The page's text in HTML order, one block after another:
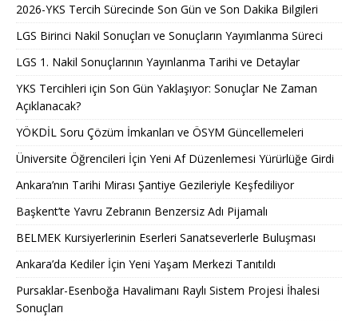
2026-YKS Tercih Sürecinde Son Gün ve Son Dakika Bilgileri
LGS Birinci Nakil Sonuçları ve Sonuçların Yayımlanma Süreci
LGS 1. Nakil Sonuçlarının Yayınlanma Tarihi ve Detaylar
YKS Tercihleri için Son Gün Yaklaşıyor: Sonuçlar Ne Zaman
Açıklanacak?
YÖKDİL Soru Çözüm İmkanları ve ÖSYM Güncellemeleri
Üniversite Öğrencileri İçin Yeni Af Düzenlemesi Yürürlüğe Girdi
Ankara’nın Tarihi Mirası Şantiye Gezileriyle Keşfediliyor
Başkent’te Yavru Zebranın Benzersiz Adı Pijamalı
BELMEK Kursiyerlerinin Eserleri Sanatseverlerle Buluşması
Ankara’da Kediler İçin Yeni Yaşam Merkezi Tanıtıldı
Pursaklar-Esenboğa Havalimanı Raylı Sistem Projesi İhalesi
Sonuçları